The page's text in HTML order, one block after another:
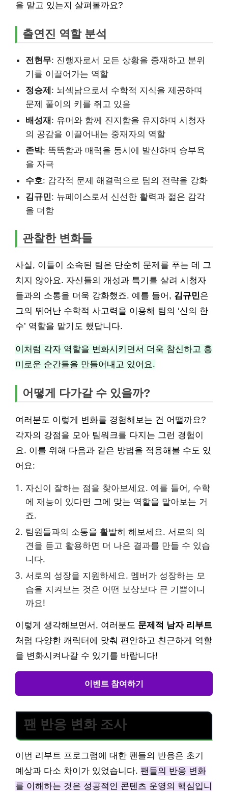
을 맡고 있는지 살펴볼까요?
출연진 역할 분석
전현무: 진행자로서 모든 상황을 중재하고 분위
기를 이끌어가는 역할
정승제 : 뇌섹남으로서 수학적 지식을 제공하며
문제 풀이의 키를 쥐고 있음
배성재 : 유머와 함께 진지함을 유지하며 시청자
의 공감을 이끌어내는 중재자의 역할
존박: 똑똑함과 매력을 동시에 발산하며 승부욕
을 자극
수호: 감각적 문제 해결력으로 팀의 전략을 강화
김규민: 뉴페이스로서 신선한 활력과 젊은 감각
을 더함
관찰한 변화들
사실, 이들이 소속된 팀은 단순히 문제를 푸는 데 그
치지 않아요. 자신들의 개성과 특기를 살려 시청자
들과의 소통을 더욱 강화했죠. 예를 들어, 김규민은
그의 뛰어난 수학적 사고력을 이용해 팀의 ‘신의 한
수’ 역할을 맡기도 했답니다.
이처럼 각자 역할을 변화시키면서 더욱 참신하고 흥
미로운 순간들을 만들어내고 있어요.
어떻게 다가갈 수 있을까?
여러분도 이렇게 변화를 경험해보는 건 어떨까요?
각자의 강점을 모아 팀워크를 다지는 그런 경험이
요. 이를 위해 다음과 같은 방법을 적용해볼 수도 있
어요:
자신이 잘하는 점을 찾아보세요. 예를 들어, 수학
에 재능이 있다면 그에 맞는 역할을 맡아보는 거
죠.
팀원들과의 소통을 활발히 해보세요. 서로의 의
견을 듣고 활용하면 더 나은 결과를 만들 수 있습
니다.
서로의 성장을 지원하세요. 멤버가 성장하는 모
습을 지켜보는 것은 어떤 보상보다 큰 기쁨이니
까요!
이렇게 생각해보면서, 여러분도 문제적 남자 리부트
처럼 다양한 캐릭터에 맞춰 편안하고 친근하게 역할
을 변화시켜나갈 수 있기를 바랍니다!
이벤트 참여하기
팬 반응 변화 조사
이번 리부트 프로그램에 대한 팬들의 반응은 초기
예상과 다소 차이가 있었습니다. 팬들의 반응 변화
를 이해하는 것은 성공적인 콘텐츠 운영의 핵심입니